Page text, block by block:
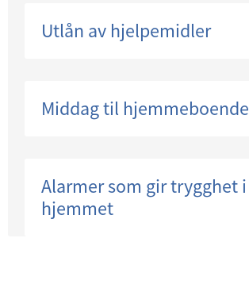
Utlån av hjelpemidler
Middag til hjemmeboende
Alarmer som gir trygghet i
hjemmet